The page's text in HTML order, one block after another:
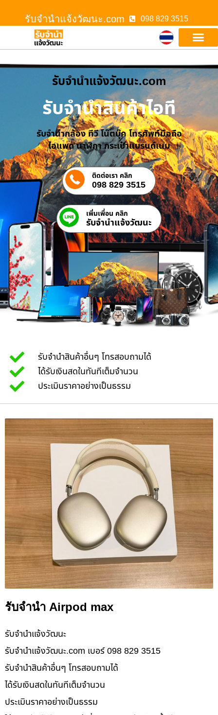
รับจํานําแจ้งวัฒนะ.com 098 829 3515
รับจํานําแจ้งวัฒนะ.com
รับจำนำสินค้าไอที
รับจำนำกล้อง ทีวี โน๊ตบุ๊ค โทรศัพท์มือถือ
ไอแพด นาฬิกา กระเป๋าแบรนด์เนม
ติดต่อเรา คลิก
098 829 3515
เพิ่มเพื่อน คลิก
รับจํานําแจ้งวัฒนะ
รับจำนำสินค้าอื่นๆ โทรสอบถามได้
ได้รับเงินสดในทันทีเต็มจำนวน
ประเมินราคาอย่างเป็นธรรม
รับจำนำ Airpod max
รับจํานําแจ้งวัฒนะ
รับจํานําแจ้งวัฒนะ.com เบอร์ 098 829 3515
รับจำนำสินค้าอื่นๆ โทรสอบถามได้
ได้รับเงินสดในทันทีเต็มจำนวน
ประเมินราคาอย่างเป็นธรรม